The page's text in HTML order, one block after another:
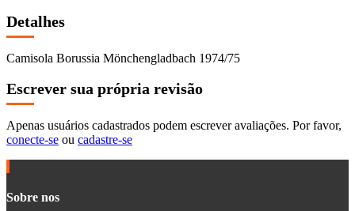
Detalhes
Camisola Borussia Mönchengladbach 1974/75
Escrever sua própria revisão
Apenas usuários cadastrados podem escrever avaliações. Por favor,
conecte-se ou cadastre-se
Sobre nos